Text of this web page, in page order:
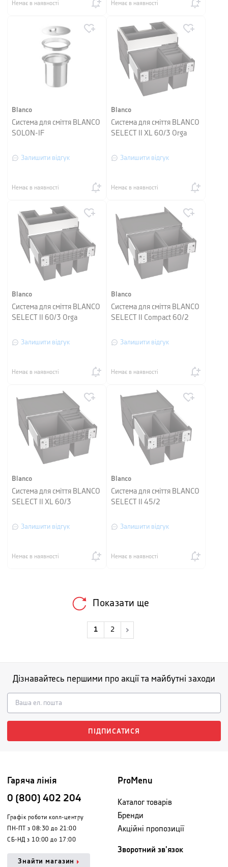
Немає в наявності Немає в наявності
Blanco
Система для сміття BLANCO
SOLON-IF
Залишити відгук
Немає в наявності
Blanco
Система для сміття BLANCO
SELECT II XL 60/3 Orga
Залишити відгук
Немає в наявності
Blanco
Система для сміття BLANCO
SELECT II 60/3 Orga
Залишити відгук
Немає в наявності
Blanco
Система для сміття BLANCO
SELECT II Compact 60/2
Залишити відгук
Немає в наявності
Blanco
Система для сміття BLANCO
SELECT II XL 60/3
Залишити відгук
Немає в наявності
Blanco
Система для сміття BLANCO
SELECT II 45/2
Залишити відгук
Немає в наявності
Показати ще
1 2
Дізнавайтесь першими про акції та майбутні заходи
ПІДПИСАТИСЯ
Гаряча лінія
0 (800) 402 204
Графік роботи колл-центру
ПН-ПТ з 08:30 до 21:00
СБ-НД з 10:00 до 17:00
Знайти магазин
ProMenu
Каталог товарів
Бренди
Акційні пропозиції
Зворотний зв'язок